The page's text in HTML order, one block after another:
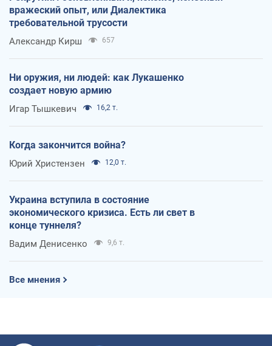
вражеский опыт, или Диалектика
требовательной трусости
Александр Кирш 657
Ни оружия, ни людей: как Лукашенко
создает новую армию
Игар Тышкевич 16,2 т.
Когда закончится война?
Юрий Христензен 12,0 т.
Украина вступила в состояние
экономического кризиса. Есть ли свет в
конце туннеля?
Вадим Денисенко 9,6 т.
Все мнения